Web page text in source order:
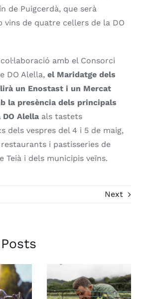
de Puigcerdà, que serà
vins de quatre cellers de la DO
amb el Consorci
DO Alella, el Maridatge dels
un Enostast i un Mercat
la presència dels principals
Alella als tastets
dels vespres del 4 i 5 de maig,
i pastisseries de
Teià i dels municipis veïns.
Next